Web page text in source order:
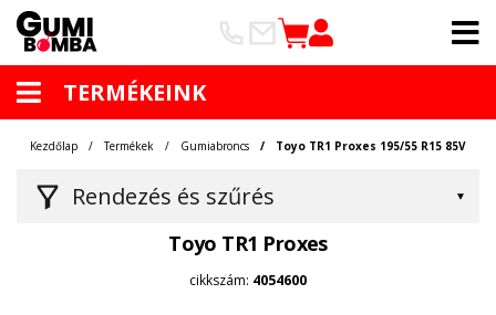
TERMÉKEINK
Rendezés és szűrés
Kezdőlap Termékek Gumiabroncs Toyo TR1 Proxes 195/55 R15 85V
Toyo TR1 Proxes
cikkszám: 4054600